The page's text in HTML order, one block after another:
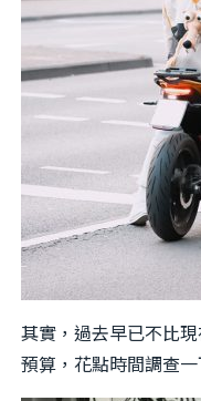
其實，過去早已不比
預算，花點時間調查一